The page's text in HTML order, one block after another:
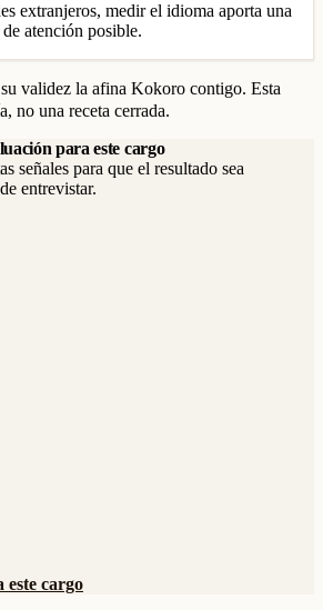
extranjeros, medir el idioma aporta una
atención posible.
validez la afina Kokoro contigo. Esta
no una receta cerrada.
para este cargo
señales para que el resultado sea
entrevistar.
este cargo